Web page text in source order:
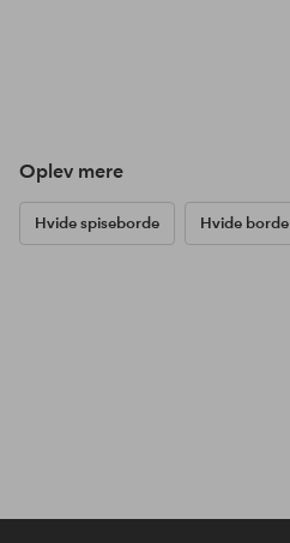
Oplev mere
Hvide spiseborde Hvide borde